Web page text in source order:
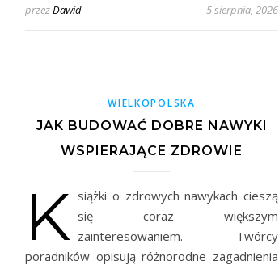
przezDawid 5 sierpnia, 2026
WIELKOPOLSKA
JAK BUDOWAĆ DOBRE NAWYKI
WSPIERAJĄCE ZDROWIE
K siążki o zdrowych nawykach cieszą
się coraz większym
zainteresowaniem. Twórcy
poradników opisują różnorodne zagadnienia